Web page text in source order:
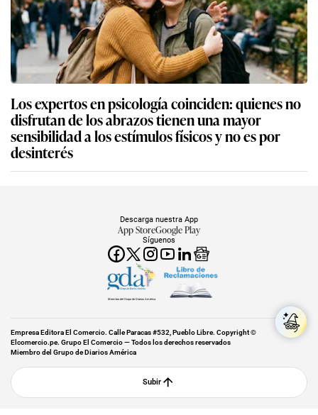
Los expertos en psicología coinciden: quienes no
disfrutan de los abrazos tienen una mayor
sensibilidad a los estímulos físicos y no es por
desinterés
Síguenos
Descarga nuestra App
App StoreGoogle Play
Miembro del Grupo de Diarios América
Empresa Editora El Comercio. Calle Paracas #532, Pueblo Libre. Copyright ©
Elcomercio.pe. Grupo El Comercio — Todos los derechos reservados
Miembro del Grupo de Diarios América
Subir